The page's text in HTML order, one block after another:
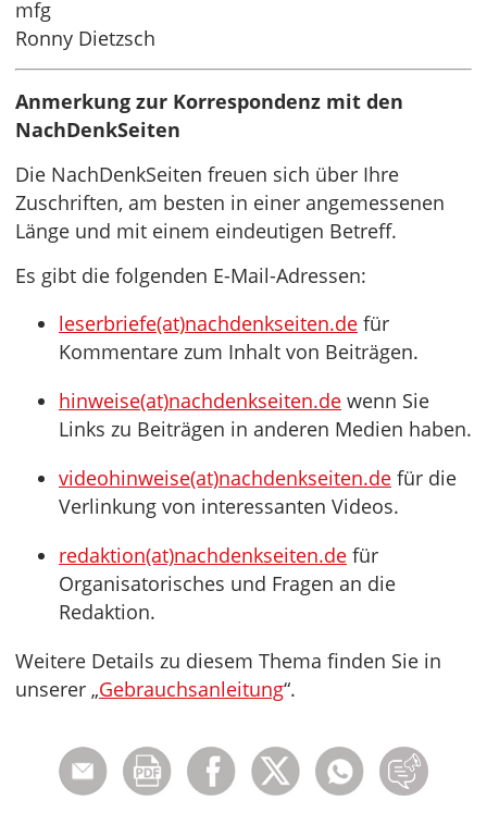
mfg
Ronny Dietzsch
Anmerkung zur Korrespondenz mit den
NachDenkSeiten
Die NachDenkSeiten freuen sich über Ihre
Zuschriften, am besten in einer angemessenen
Länge und mit einem eindeutigen Betreff.
Es gibt die folgenden E-Mail-Adressen:
leserbriefe(at)nachdenkseiten.de für
Kommentare zum Inhalt von Beiträgen.
hinweise(at)nachdenkseiten.de wenn Sie
Links zu Beiträgen in anderen Medien haben.
videohinweise(at)nachdenkseiten.de für die
Verlinkung von interessanten Videos.
redaktion(at)nachdenkseiten.de für
Organisatorisches und Fragen an die
Redaktion.
Weitere Details zu diesem Thema finden Sie in
unserer „Gebrauchsanleitung“.